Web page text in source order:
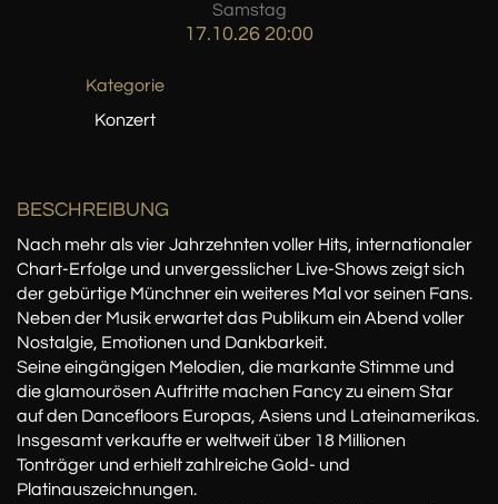
Samstag
17.10.26 20:00
Kategorie
Konzert
BESCHREIBUNG
Nach mehr als vier Jahrzehnten voller Hits, internationaler
Chart-Erfolge und unvergesslicher Live-Shows zeigt sich
der gebürtige Münchner ein weiteres Mal vor seinen Fans.
Neben der Musik erwartet das Publikum ein Abend voller
Nostalgie, Emotionen und Dankbarkeit.
Seine eingängigen Melodien, die markante Stimme und
die glamourösen Auftritte machen Fancy zu einem Star
auf den Dancefloors Europas, Asiens und Lateinamerikas.
Insgesamt verkaufte er weltweit über 18 Millionen
Tonträger und erhielt zahlreiche Gold- und
Platinauszeichnungen.